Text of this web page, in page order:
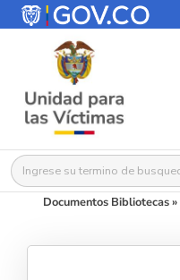
Buscar:
Documentos Bibliotecas»